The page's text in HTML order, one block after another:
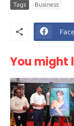
Tags Business
You might